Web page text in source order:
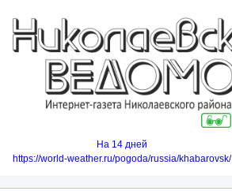
На 14 дней
https://world-weather.ru/pogoda/russia/khabarovsk/